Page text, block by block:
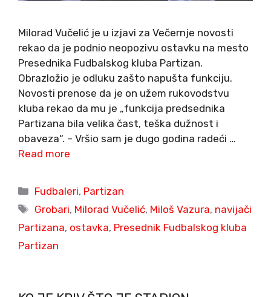
Milorad Vučelić je u izjavi za Večernje novosti
rekao da je podnio neopozivu ostavku na mesto
Presednika Fudbalskog kluba Partizan.
Obrazložio je odluku zašto napušta funkciju.
Novosti prenose da je on užem rukovodstvu
kluba rekao da mu je „funkcija predsednika
Partizana bila velika čast, teška dužnost i
obaveza“. – Vršio sam je dugo godina radeći …
Read more
Categories
Fudbaleri, Partizan
Tags
Grobari, Milorad Vučelić, Miloš Vazura, navijači
Partizana, ostavka, Presednik Fudbalskog kluba
Partizan